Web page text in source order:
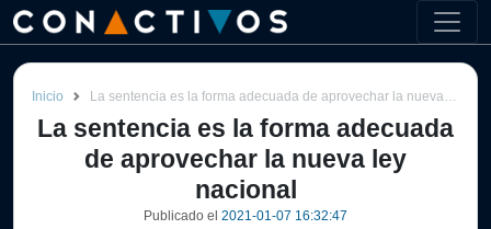
Inicio La sentencia es la forma adecuada de aprovechar la nueva ley nacional
La sentencia es la forma adecuada
de aprovechar la nueva ley
nacional
Publicado el 2021-01-07 16:32:47